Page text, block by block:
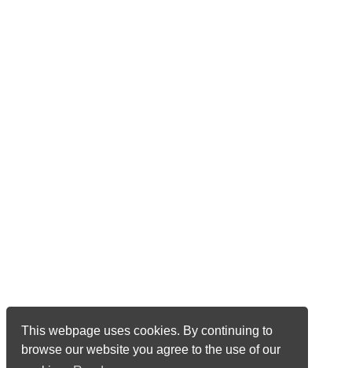
This webpage uses cookies. By continuing to
browse our website you agree to the use of our